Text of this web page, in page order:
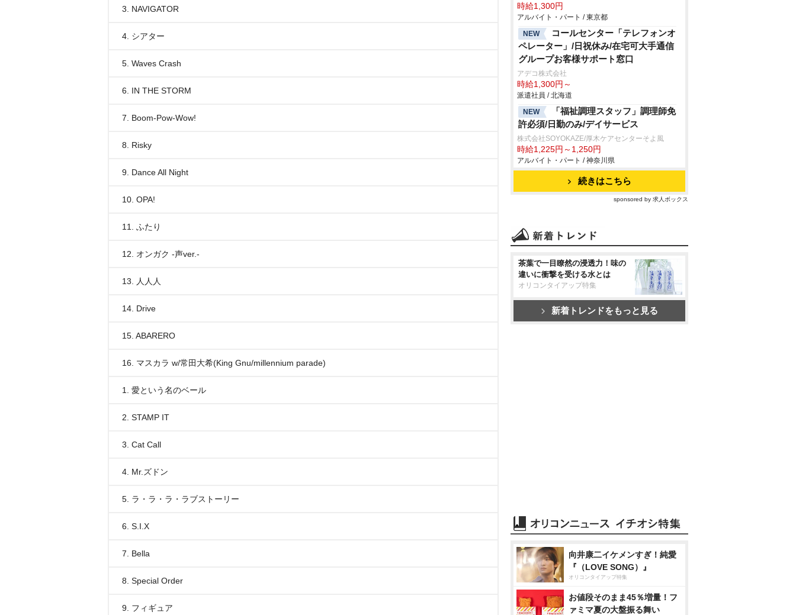
3. NAVIGATOR
4. シアター
5. Waves Crash
6. IN THE STORM
7. Boom-Pow-Wow!
8. Risky
9. Dance All Night
10. OPA!
11. ふたり
12. オンガク -声ver.-
13. 人人人
14. Drive
15. ABARERO
16. マスカラ w/常田大希(King Gnu/millennium parade)
1. 愛という名のベール
2. STAMP IT
3. Cat Call
4. Mr.ズドン
5. ラ・ラ・ラ・ラブストーリー
6. S.I.X
7. Bella
8. Special Order
9. フィギュア
時給1,300円
アルバイト・パート / 東京都
NEW
コールセンター「テレフォンオ
ペレーター」/日祝休み/在宅可大手通信
グループお客様サポート窓口
アデコ株式会社
時給1,300円～
派遣社員 / 北海道
NEW
「福祉調理スタッフ」調理師免
許必須/日勤のみ/デイサービス
株式会社SOYOKAZE/厚木ケアセンターそよ風
時給1,225円～1,250円
アルバイト・パート / 神奈川県
続きはこちら
sponsored by 求人ボックス
茶葉で一目瞭然の浸透力！味の
違いに衝撃を受ける水とは
オリコンタイアップ特集
新着トレンドをもっと見る
向井康二イケメンすぎ！純愛
『（LOVE SONG）』
オリコンタイアップ特集
お値段そのまま45％増量！フ
ァミマ夏の大盤振る舞い